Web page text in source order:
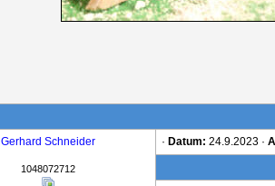
Gerhard Schneider
1048072712
· Datum: 24.9.2023 ·